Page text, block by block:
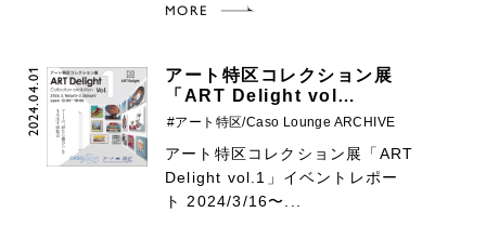
MORE
2024.04.01
アート特区コレクション展
「ART Delight vol…
#アート特区/Caso Lounge ARCHIVE
アート特区コレクション展「ART
Delight vol.1」イベントレポー
ト 2024/3/16〜...